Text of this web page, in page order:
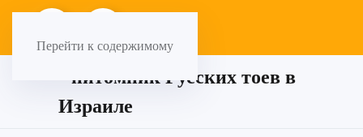
Перейти к содержимому